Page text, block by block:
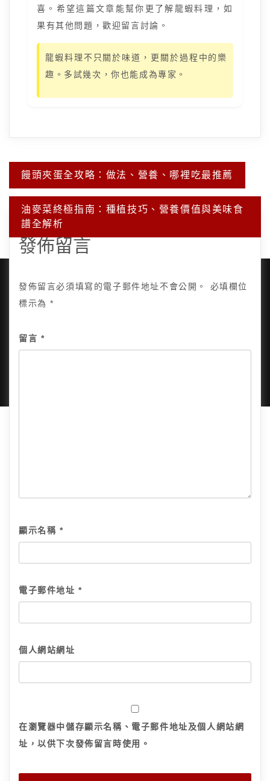
喜。希望這篇文章能幫你更了解龍蝦料理，如
果有其他問題，歡迎留言討論。
龍蝦料理不只關於味道，更關於過程中的樂
趣。多試幾次，你也能成為專家。
文
章
導
覽
饅頭夾蛋全攻略：做法、營養、哪裡吃最推薦
油麥菜終極指南：種植技巧、營養價值與美味食
譜全解析
發佈留言
發佈留言必須填寫的電子郵件地址不會公開。
必填欄位
標示為*
留言 *
顯示名稱 *
電子郵件地址*
個人網站網址
在瀏覽器中儲存顯示名稱、電子郵件地址及個人網站網
址，以供下次發佈留言時使用。
隱私政策 網站地圖 全部文章